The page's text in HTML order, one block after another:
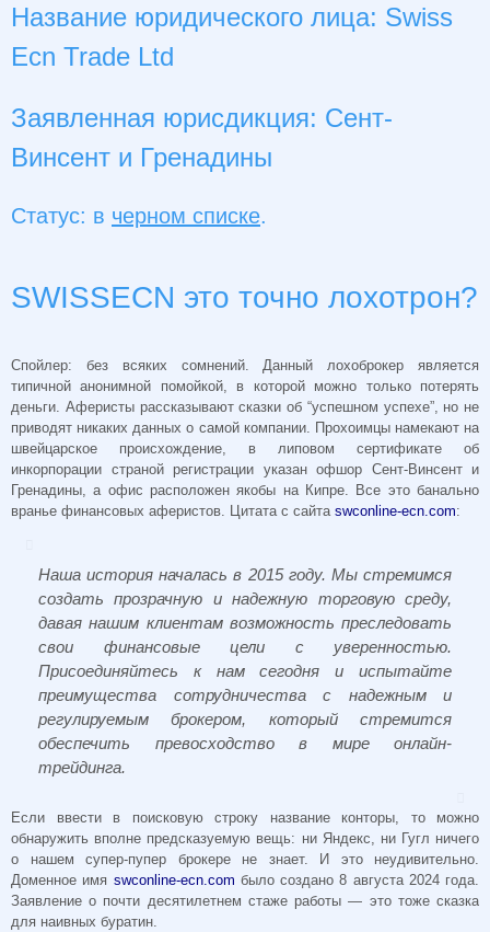
Название юридического лица: Swiss
Ecn Trade Ltd
Заявленная юрисдикция: Сент-
Винсент и Гренадины
Статус: в черном списке.
SWISSECN это точно лохотрон?
Спойлер: без всяких сомнений. Данный лохоброкер
является
типичной анонимной помойкой, в которой можно только потерять
деньги. Аферисты рассказывают сказки об “успешном успехе”, но не
приводят никаких данных о самой компании. Прохоимцы намекают на
швейцарское происхождение, в липовом сертификате об
инкорпорации страной регистрации указан офшор Сент-Винсент и
Гренадины, а офис расположен якобы на Кипре. Все это банально
вранье финансовых аферистов. Цитата с сайта swconline-ecn.com:
Наша история началась в 2015 году. Мы стремимся
создать прозрачную и надежную торговую среду,
давая нашим клиентам возможность преследовать
свои финансовые цели с уверенностью.
Присоединяйтесь к нам сегодня и испытайте
преимущества сотрудничества с надежным и
регулируемым брокером, который стремится
обеспечить превосходство в мире онлайн-
трейдинга.
Если ввести в поисковую строку название конторы, то можно
обнаружить вполне предсказуемую вещь: ни Яндекс, ни Гугл ничего
о нашем супер-пупер брокере не знает. И это неудивительно.
Доменное имя swconline-ecn.com было создано 8 августа 2024 года.
Заявление о почти десятилетнем стаже работы — это тоже сказка
для наивных буратин.